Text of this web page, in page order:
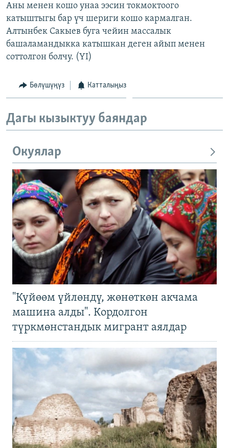
Аны менен кошо унаа ээсин токмоктоого
катыштыгы бар үч шериги кошо кармалган.
Алтынбек Сакыев буга чейин массалык
башаламандыкка катышкан деген айып менен
соттолгон болчу. (YI)
Бөлүшүңүз Катталыңыз
Дагы кызыктуу баяндар
Окуялар
"Күйөөм үйлөндү, жөнөткөн акчама
машина алды". Кордолгон
түркмөнстандык мигрант аялдар